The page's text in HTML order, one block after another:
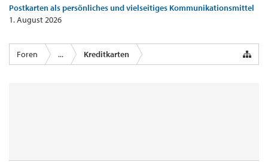
Postkarten als persönliches und vielseitiges Kommunikationsmittel
1. August 2026
Foren ... Kreditkarten